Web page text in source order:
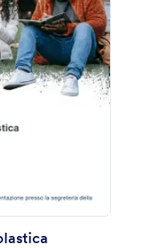
disponibili, tra
Con questo
potrai ottenere il
le tue lezioni e
che meritano.